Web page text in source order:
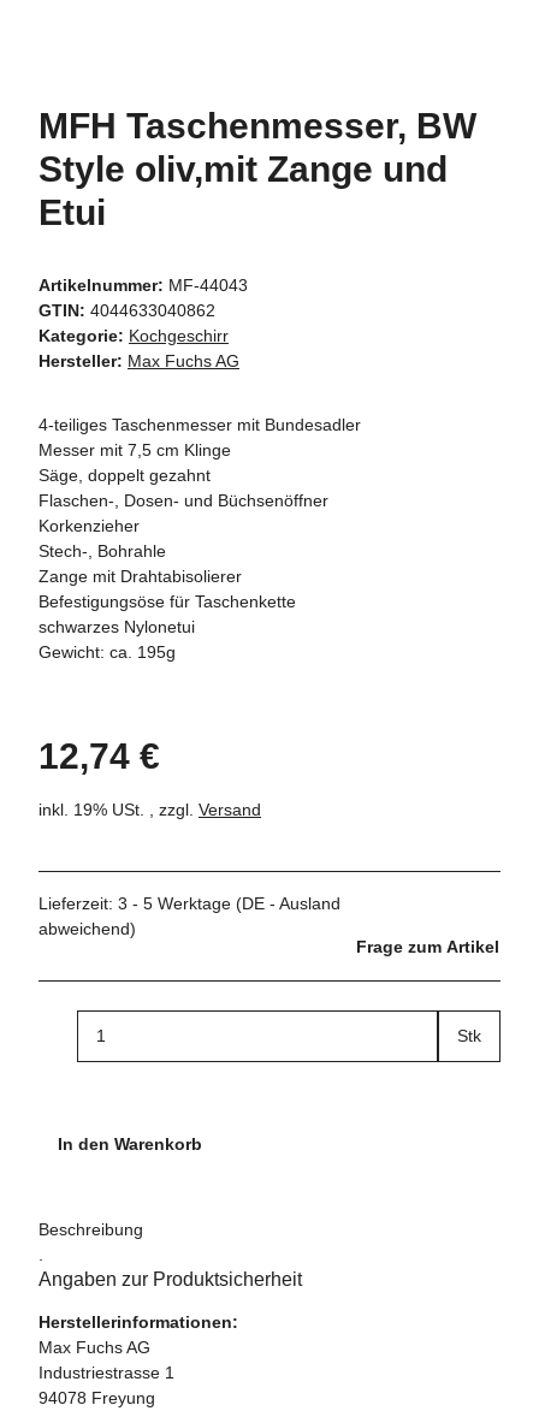
MFH Taschenmesser, BW
Style oliv,mit Zange und
Etui
Artikelnummer: MF-44043
GTIN: 4044633040862
Kategorie: Kochgeschirr
Hersteller: Max Fuchs AG
4-teiliges Taschenmesser mit Bundesadler
Messer mit 7,5 cm Klinge
Säge, doppelt gezahnt
Flaschen-, Dosen- und Büchsenöffner
Korkenzieher
Stech-, Bohrahle
Zange mit Drahtabisolierer
Befestigungsöse für Taschenkette
schwarzes Nylonetui
Gewicht: ca. 195g
12,74 €
inkl. 19% USt. , zzgl. Versand
Lieferzeit: 3 - 5 Werktage (DE - Ausland
abweichend)
Frage zum Artikel
Stk
In den Warenkorb
Beschreibung
Angaben zur Produktsicherheit
Herstellerinformationen:
Max Fuchs AG
Industriestrasse 1
94078 Freyung